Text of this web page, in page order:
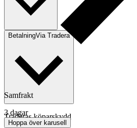
BetalningVia Tradera
Traderas köparskydd
Samfrakt
3 dagar
Hoppa över karusell